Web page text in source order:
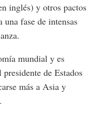
inglés) y otros pactos
fase de intensas
mundial y es
de Estados
más a Asia y